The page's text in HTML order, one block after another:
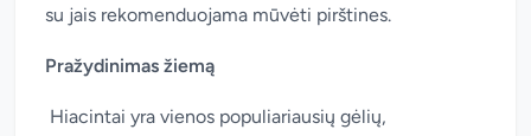
su jais rekomenduojama mūvėti pirštines.
Pražydinimas žiemą
Hiacintai yra vienos populiariausių gėlių,